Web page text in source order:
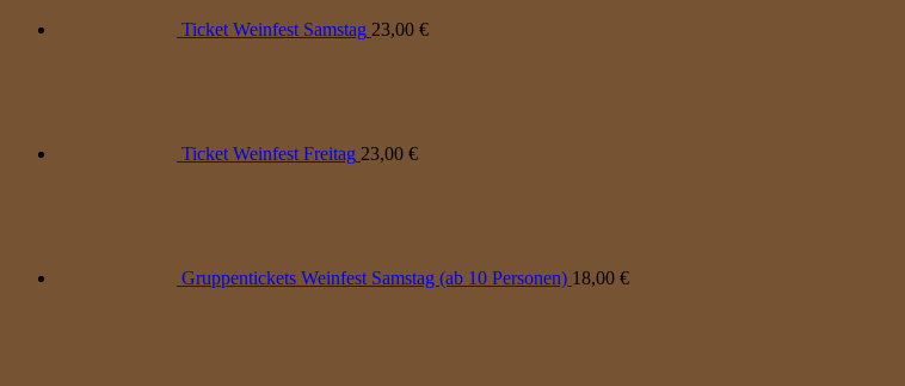
Ticket Weinfest Samstag 23,00 €
Ticket Weinfest Freitag 23,00 €
Gruppentickets Weinfest Samstag (ab 10 Personen) 18,00 €